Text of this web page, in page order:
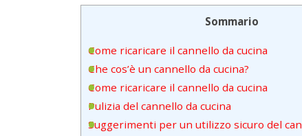
Sommario
Come ricaricare il cannello da cucina
Che cos’è un cannello da cucina?
Come ricaricare il cannello da cucina
Pulizia del cannello da cucina
Suggerimenti per un utilizzo sicuro del